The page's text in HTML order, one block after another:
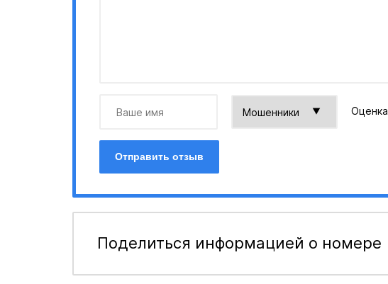
Оценка
Отправить отзыв
Поделиться информацией о номере